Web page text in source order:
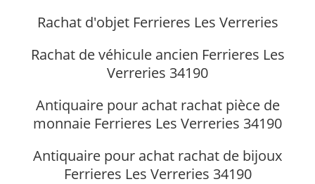
Rachat d'objet Ferrieres Les Verreries
Rachat de véhicule ancien Ferrieres Les
Verreries 34190
Antiquaire pour achat rachat pièce de
monnaie Ferrieres Les Verreries 34190
Antiquaire pour achat rachat de bijoux
Ferrieres Les Verreries 34190